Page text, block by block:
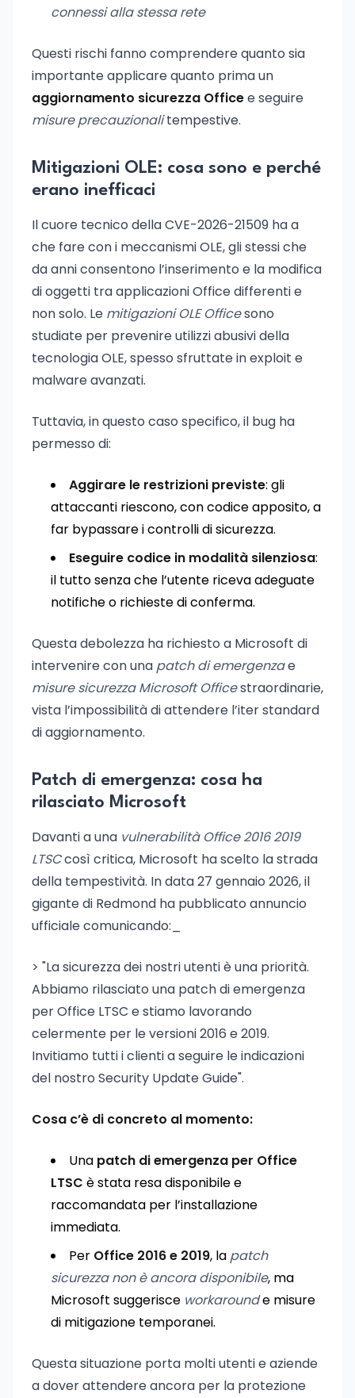
connessi alla stessa rete
Questi rischi fanno comprendere quanto sia
importante applicare quanto prima un
aggiornamento sicurezza Officee seguire
misure precauzionalitempestive.
Mitigazioni OLE: cosa sono e perché
erano inefficaci
Il cuore tecnico della CVE-2026-21509 ha a
che fare con i meccanismi OLE, gli stessi che
da anni consentono l’inserimento e la modifica
di oggetti tra applicazioni Office differenti e
non solo. Le mitigazioni OLE Officesono
studiate per prevenire utilizzi abusivi della
tecnologia OLE, spesso sfruttate in exploit e
malware avanzati.
Tuttavia, in questo caso specifico, il bug ha
permesso di:
Aggirare le restrizioni previste: gli
attaccanti riescono, con codice apposito, a
far bypassare i controlli di sicurezza.
Eseguire codice in modalità silenziosa:
il tutto senza che l’utente riceva adeguate
notifiche o richieste di conferma.
Questa debolezza ha richiesto a Microsoft di
intervenire con una patch di emergenzae
misure sicurezza Microsoft Officestraordinarie,
vista l’impossibilità di attendere l’iter standard
di aggiornamento.
Patch di emergenza: cosa ha
rilasciato Microsoft
Davanti a una vulnerabilità Office 2016 2019
LTSCcosì critica, Microsoft ha scelto la strada
della tempestività. In data 27 gennaio 2026, il
gigante di Redmond ha pubblicato annuncio
ufficiale comunicando:_
> "La sicurezza dei nostri utenti è una priorità.
Abbiamo rilasciato una patch di emergenza
per Office LTSC e stiamo lavorando
celermente per le versioni 2016 e 2019.
Invitiamo tutti i clienti a seguire le indicazioni
del nostro Security Update Guide".
Cosa c’è di concreto al momento:
Una patch di emergenza per Office
LTSC è stata resa disponibile e
raccomandata per l’installazione
immediata.
Per Office 2016 e 2019, la patch
sicurezza non è ancora disponibile, ma
Microsoft suggerisce workarounde misure
di mitigazione temporanei.
Questa situazione porta molti utenti e aziende
a dover attendere ancora per la protezione